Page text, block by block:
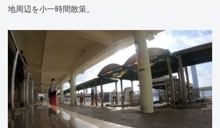
地周辺を小一時間散策。